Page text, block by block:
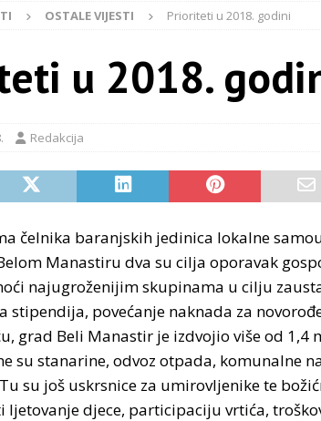
OSTALE VIJESTI Prioriteti u 2018. godini
u 2018.
Redakcija
čelnika baranjskih jedinica lokalne
Manastiru dva su cilja oporavak
najugroženijim skupinama u cilju
stipendija, povećanje naknada za
grad Beli Manastir je izdvojio više od 1,4
su stanarine, odvoz otpada, komunalne
su još uskrsnice za umirovljenike te
ljetovanje djece, participaciju vrtića,